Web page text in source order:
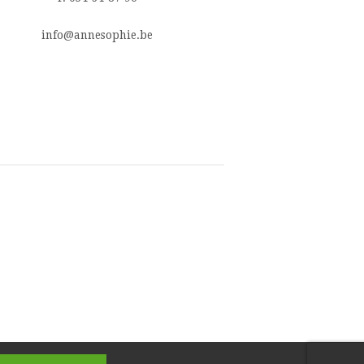
info@annesophie.be